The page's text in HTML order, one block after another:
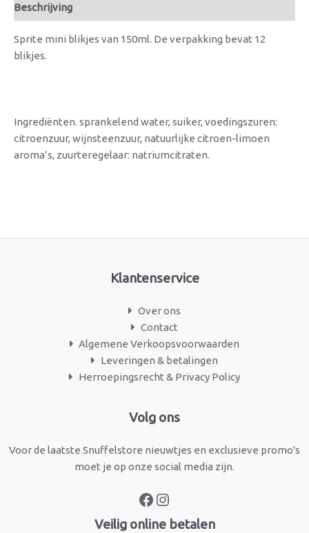
Beschrijving
Sprite mini blikjes van 150ml. De verpakking bevat 12
blikjes.
Ingrediënten. sprankelend water, suiker, voedingszuren:
citroenzuur, wijnsteenzuur, natuurlijke citroen-limoen
aroma’s, zuurteregelaar: natriumcitraten.
Klantenservice
Over ons
Contact
Algemene Verkoopsvoorwaarden
Leveringen & betalingen
Herroepingsrecht & Privacy Policy
Volg ons
Voor de laatste Snuffelstore nieuwtjes en exclusieve promo's
moet je op onze social media zijn.
Facebook
Veilig online betalen